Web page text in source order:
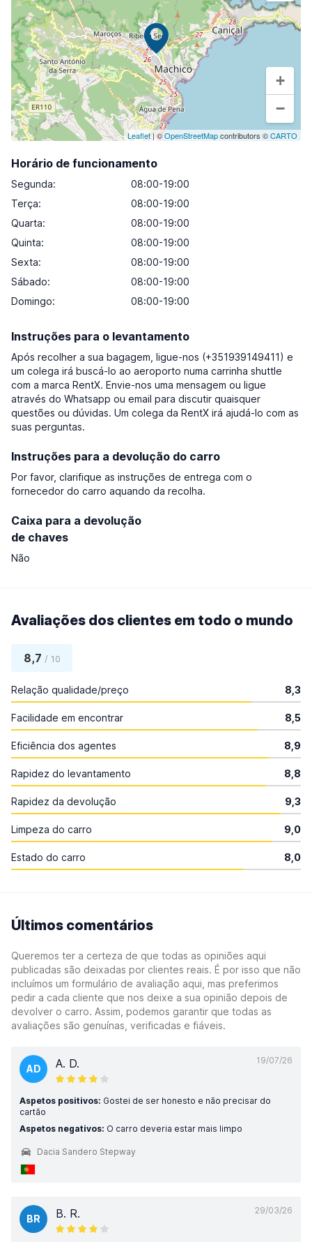
+
−
Leaflet | ©OpenStreetMapcontributors ©CARTO
Horário de funcionamento
Segunda:
08:00-19:00
Terça:
08:00-19:00
Quarta:
08:00-19:00
Quinta:
08:00-19:00
Sexta:
08:00-19:00
Sábado:
08:00-19:00
Domingo: 08:00-19:00
Instruções para o levantamento
Após recolher a sua bagagem, ligue-nos (+351939149411) e
um colega irá buscá-lo ao aeroporto numa carrinha shuttle
com a marca RentX. Envie-nos uma mensagem ou ligue
através do Whatsapp ou email para discutir quaisquer
questões ou dúvidas. Um colega da RentX irá ajudá-lo com as
suas perguntas.
Instruções para a devolução do carro
Por favor, clarifique as instruções de entrega com o
fornecedor do carro aquando da recolha.
Caixa para a devolução
de chaves
Não
Avaliações dos clientes em todo o mundo
8,7 / 10
Relação qualidade/preço 8,3
Facilidade em encontrar 8,5
Eficiência dos agentes 8,9
Rapidez do levantamento 8,8
Rapidez da devolução 9,3
Limpeza do carro 9,0
Estado do carro 8,0
Últimos comentários
Queremos ter a certeza de que todas as opiniões aqui
publicadas são deixadas por clientes reais. É por isso que não
incluímos um formulário de avaliação aqui, mas preferimos
pedir a cada cliente que nos deixe a sua opinião depois de
devolver o carro. Assim, podemos garantir que todas as
avaliações são genuínas, verificadas e fiáveis.
19/07/26
AD A. D.
Aspetos positivos: Gostei de ser honesto e não precisar do
cartão
Aspetos negativos: O carro deveria estar mais limpo
Dacia Sandero Stepway
29/03/26
BR B. R.